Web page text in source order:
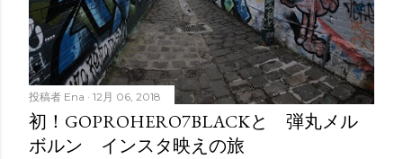
投稿者 Ena 12月 06, 2018
初！GOPROHERO7BLACKと 弾丸メル
ボルン インスタ映えの旅